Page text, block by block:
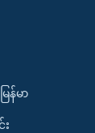
န်မာ
င်း